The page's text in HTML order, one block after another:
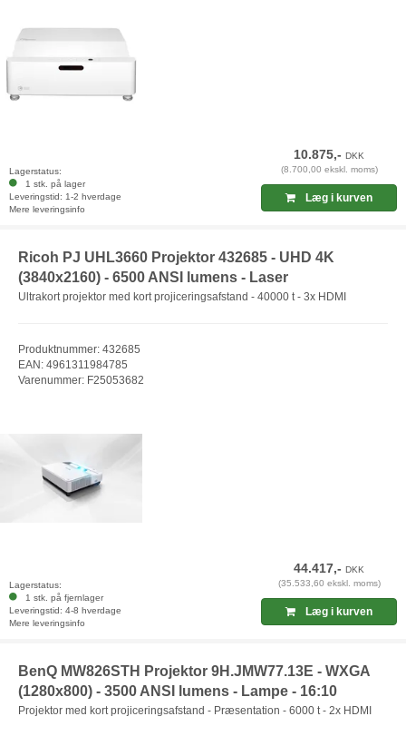
Lagerstatus:
1 stk. på lager
Leveringstid: 1-2 hverdage
Mere leveringsinfo
10.875,-DKK
(8.700,00 ekskl. moms)
Læg i kurven
Ricoh PJ UHL3660 Projektor 432685 - UHD 4K
(3840x2160) - 6500 ANSI lumens - Laser
Ultrakort projektor med kort projiceringsafstand - 40000 t - 3x HDMI
Produktnummer: 432685
EAN: 4961311984785
Varenummer: F25053682
Lagerstatus:
1 stk. på fjernlager
Leveringstid: 4-8 hverdage
Mere leveringsinfo
44.417,-DKK
(35.533,60 ekskl. moms)
Læg i kurven
BenQ MW826STH Projektor 9H.JMW77.13E - WXGA
(1280x800) - 3500 ANSI lumens - Lampe - 16:10
Projektor med kort projiceringsafstand - Præsentation - 6000 t - 2x HDMI